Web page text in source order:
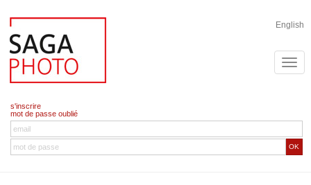
English
s'inscrire
mot de passe oublié
OK